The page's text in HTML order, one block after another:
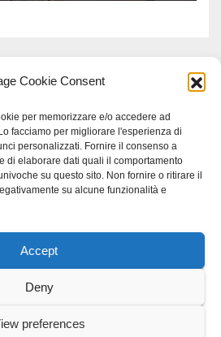
Cookie Consent
per memorizzare e/o accedere ad
facciamo per migliorare l'esperienza di
personalizzati. Fornire il consenso a
di elaborare dati quali il comportamento
su questo sito. Non fornire o ritirare il
su alcune funzionalità e
Accept
Deny
preferences
|Tema: Newspaperex di
Scienzastudio specialistico bracciano